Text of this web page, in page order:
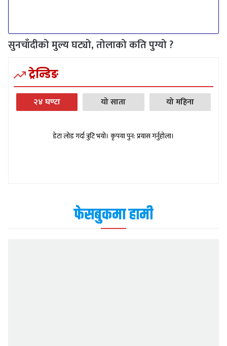
सुनचाँदीको मुल्य घट्यो, तोलाको कति पुग्यो ?
ट्रेन्डिङ
२४ घण्टा यो साता यो महिना
डेटा लोड गर्दा त्रुटि भयो। कृपया पुन: प्रयास गर्नुहोला।
फेसबुकमा हामी